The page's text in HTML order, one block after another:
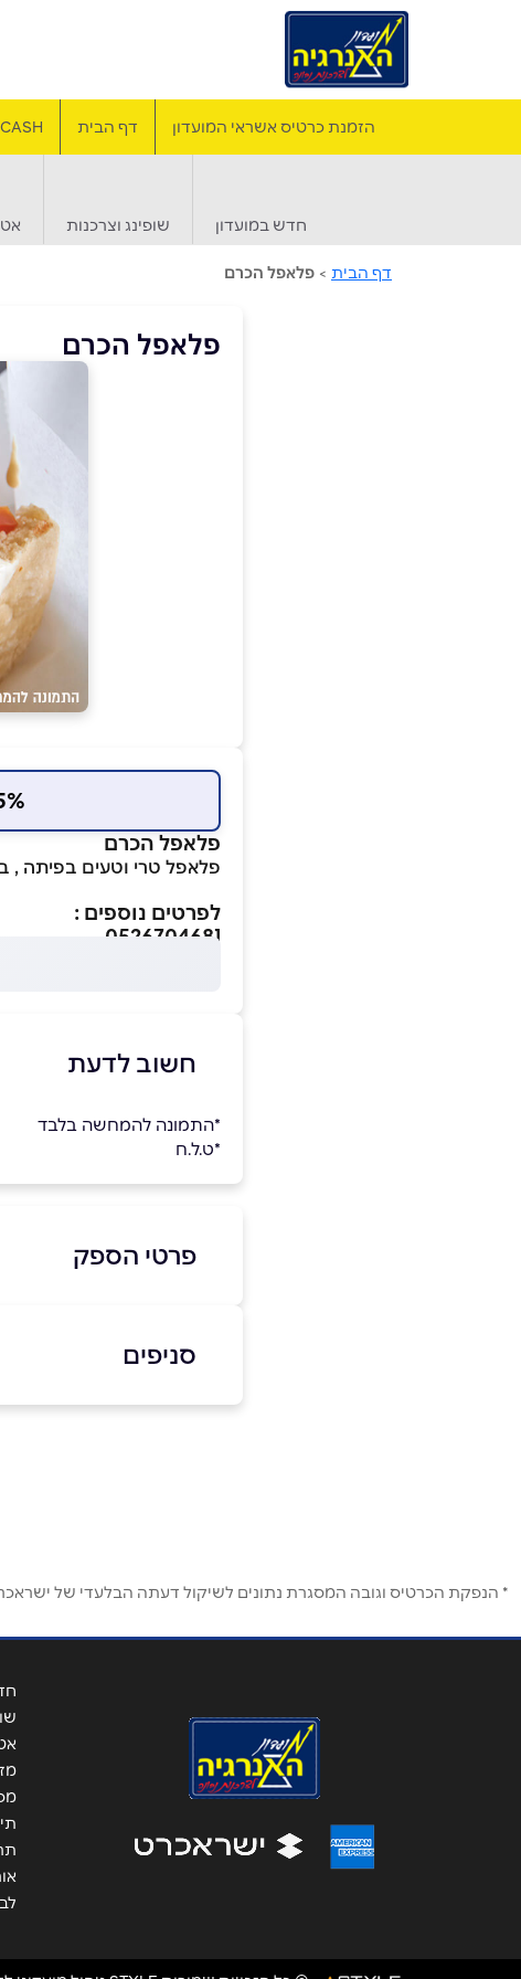
הזמנת כרטיס אשראי המועדון דף הבית
חדש במועדון שופינג וצרכנות
דף הבית > פלאפל הכרם
פלאפל הכרם
3.5% הנחה
פלאפל הכרם
פלאפל טרי וטעים בפיתה ,
לפרטים נוספים :
0526704681
חשוב לדעת
*התמונה להמחשה בלבד
*ט.ל.ח
פרטי הספק
אנא חזרו אלי בקשר ל...
סניפים
באר שבע
* הנפקת הכרטיס וגובה המסגרת נתונים לשיקול דעתה הבלעדי של